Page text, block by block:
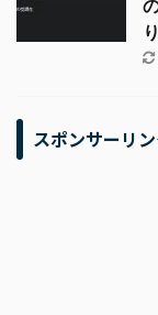
スポンサーリ